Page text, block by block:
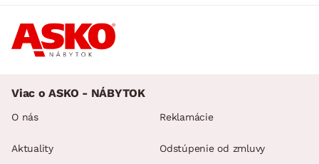
Viac o ASKO - NÁBYTOK
O nás
Aktuality
Reklamácie
Odstúpenie od zmluvy